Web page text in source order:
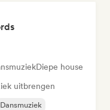
Diepe house
uitbrengen
Dansmuziek